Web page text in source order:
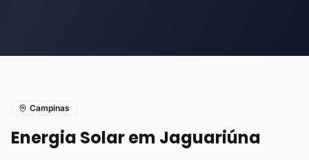
Campinas
Energia Solar em Jaguariúna